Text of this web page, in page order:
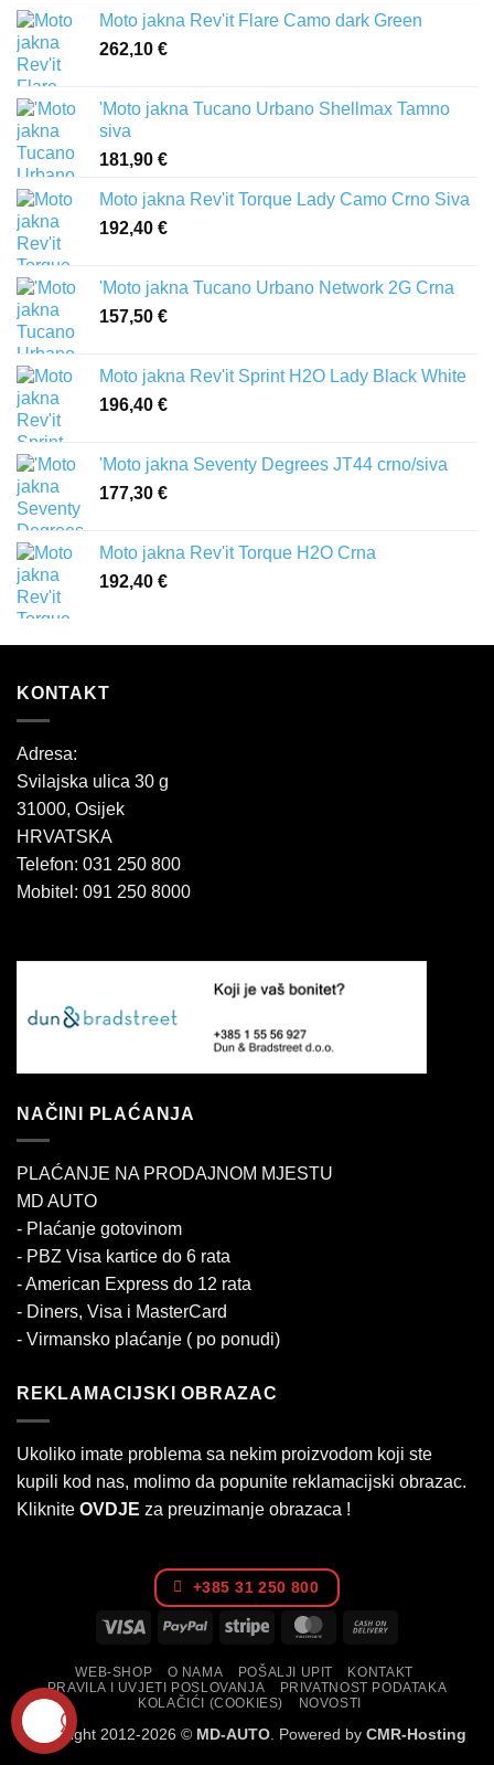
Moto jakna Rev'it Flare Camo dark Green
262,10 €
'Moto jakna Tucano Urbano Shellmax Tamno
siva
181,90 €
Moto jakna Rev'it Torque Lady Camo Crno Siva
192,40 €
'Moto jakna Tucano Urbano Network 2G Crna
157,50 €
Moto jakna Rev'it Sprint H2O Lady Black White
196,40 €
'Moto jakna Seventy Degrees JT44 crno/siva
177,30 €
Moto jakna Rev'it Torque H2O Crna
192,40 €
KONTAKT
Adresa:
Svilajska ulica 30 g
31000, Osijek
HRVATSKA
Telefon: 031 250 800
Mobitel: 091 250 8000
NAČINI PLAĆANJA
PLAĆANJE NA PRODAJNOM MJESTU
MD AUTO
- Plaćanje gotovinom
- PBZ Visa kartice do 6 rata
- American Express do 12 rata
- Diners, Visa i MasterCard
- Virmansko plaćanje ( po ponudi)
REKLAMACIJSKI OBRAZAC
Ukoliko imate problema sa nekim proizvodom koji ste
kupili kod nas, molimo da popunite reklamacijski obrazac.
Kliknite OVDJE za preuzimanje obrazaca !
+385 31 250 800
Visa PayPal Stripe MasterCard
Delivery
WEB-SHOP O NAMA POŠALJI UPIT
KONTAKT
PRAVILA I UVJETI POSLOVANJA
PRIVATNOST PODATAKA
KOLAČIĆI (COOKIES)
NOVOSTI
Copyright 2012-2026 © MD-AUTO. Powered by CMR-Hosting